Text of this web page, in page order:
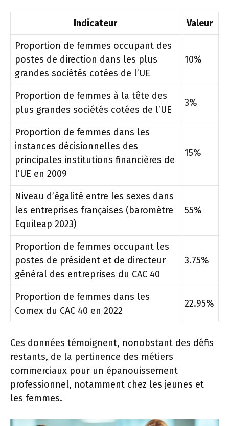
Indicateur
Valeur
Proportion de femmes occupant des
postes de direction dans les plus
grandes sociétés cotées de l’UE
10%
Proportion de femmes à la tête des
plus grandes sociétés cotées de l’UE
3%
Proportion de femmes dans les
instances décisionnelles des
principales institutions financières de
l’UE en 2009
15%
Niveau d’égalité entre les sexes dans
les entreprises françaises (baromètre
Equileap 2023)
55%
Proportion de femmes occupant les
postes de président et de directeur
général des entreprises du CAC 40
3.75%
Proportion de femmes dans les
Comex du CAC 40 en 2022
22.95%
Ces données témoignent, nonobstant des défis
restants, de la pertinence des métiers
commerciaux pour un épanouissement
professionnel, notamment chez les jeunes et
les femmes.